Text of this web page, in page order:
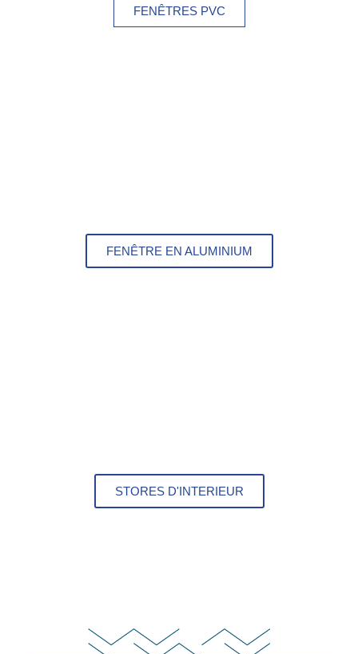
FENÊTRES PVC
FENÊTRE EN ALUMINIUM
STORES D'INTERIEUR